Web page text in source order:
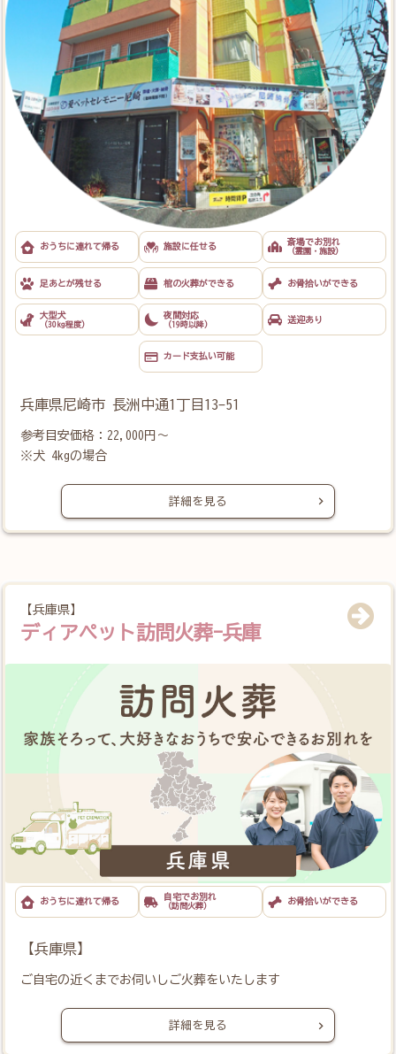
おうちに連れて帰る 施設に任せる
（霊園・施設）
棺の火葬ができる
大型犬 夜間対応
兵庫県尼崎市 長洲中通1丁目13-51
参考目安価格：22,000円～
※犬 4kgの場合
詳細を見る
【兵庫県】
ディアペット訪問火葬-兵庫
【兵庫県】
ご自宅の近くまでお伺いしご火葬をいたします